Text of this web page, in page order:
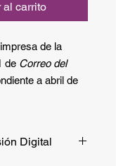
al carrito
de la
de Correo del
a abril de
Digital